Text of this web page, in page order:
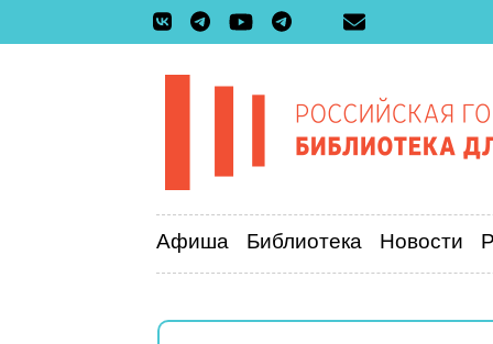
Афиша Библиотека Новости